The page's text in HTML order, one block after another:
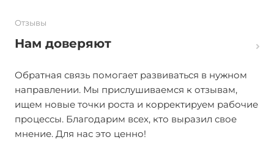
Отзывы
Нам доверяют
Обратная связь помогает развиваться в нужном
направлении. Мы прислушиваемся к отзывам,
ищем новые точки роста и корректируем рабочие
процессы. Благодарим всех, кто выразил свое
мнение. Для нас это ценно!